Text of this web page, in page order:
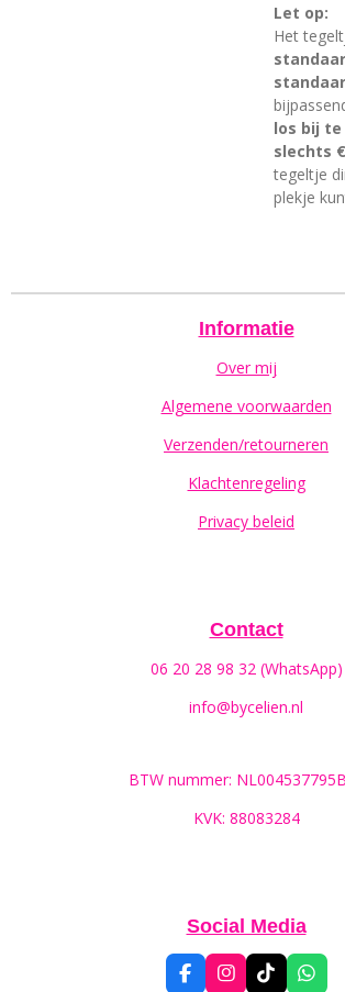
Let op:
Het
los bij
slechts
tegeltje
plekje
Informatie
Over mij
Algemene voorwaarden
Verzenden/retourneren
Klachtenregeling
Privacy beleid
Contact
06 20 28 98 32 (WhatsApp)
info@bycelien.nl
BTW nummer:
KVK: 88083284
Social Media
F
I
T
W